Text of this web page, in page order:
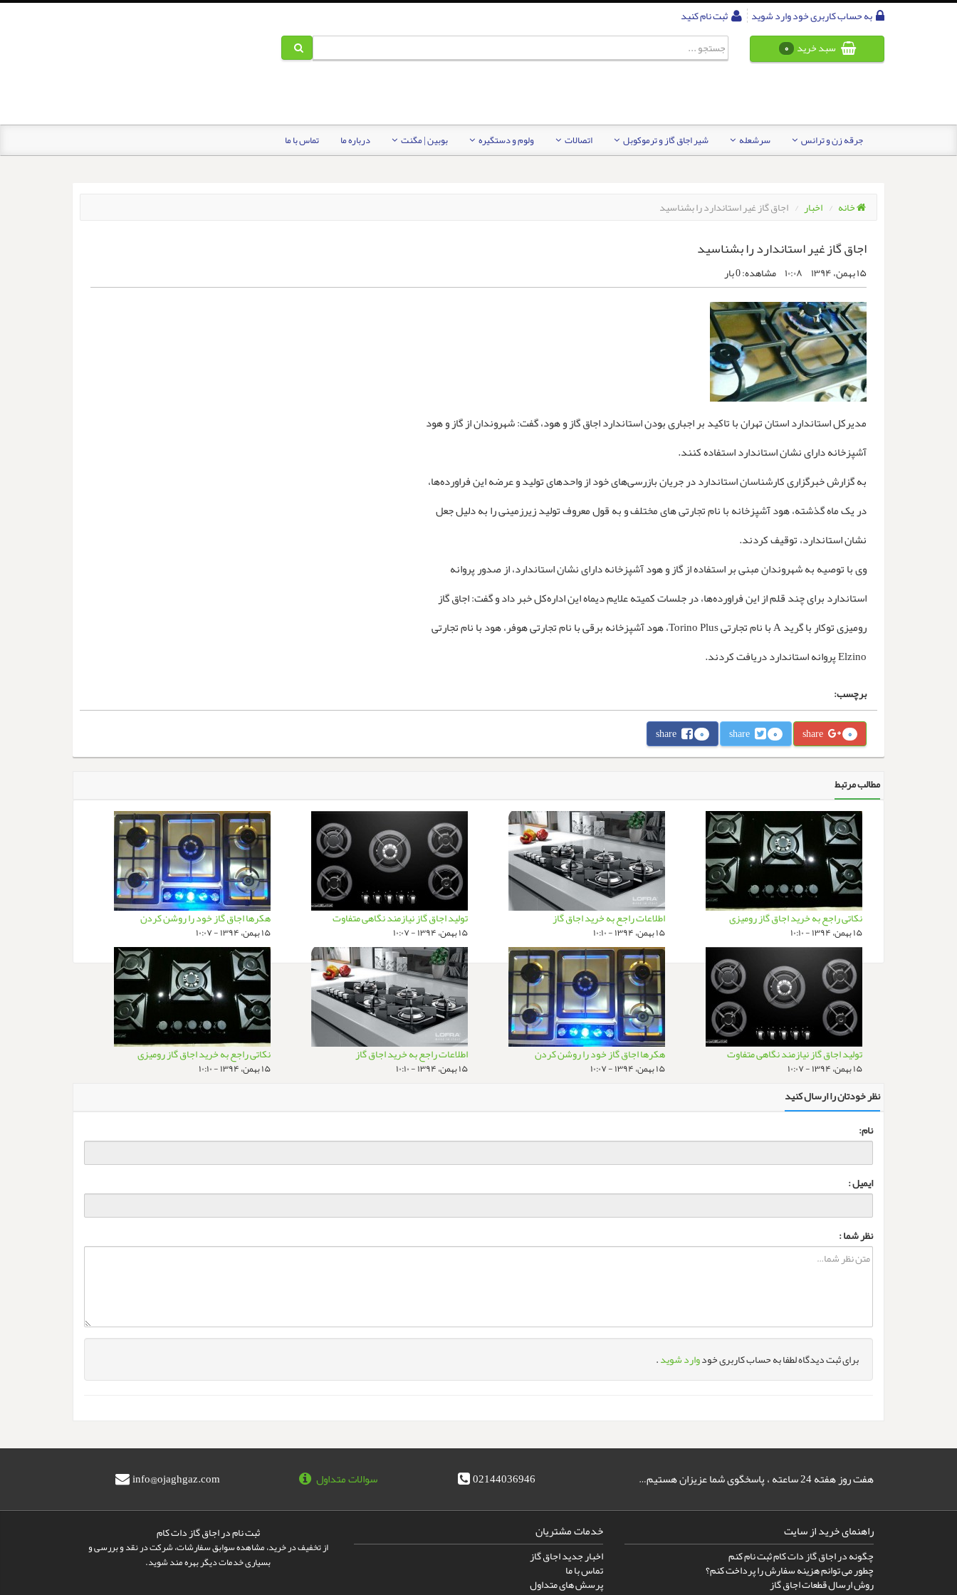
به حساب کاربری خود وارد شوید
ثبت نام کنید
سبد خرید
0
جرقه زن و ترانس سرشعله شیر اجاق گاز و ترموکوبل اتصالات ولوم و دستگیره بوبین | مگنت درباره ما تماس با ما
خانه اخبار اجاق گاز غیر استاندارد را بشناسید
اجاق گاز غیر استاندارد را بشناسید
۱۵ بهمن، ۱۳۹۴ ۱۰:۰۸ مشاهده:0بار
مدیرکل استاندارد استان تهران با تاکید بر اجباری بودن استاندارد اجاق گاز و هود، گفت: شهروندان از گاز و هود
آشپزخانه دارای نشان استاندارد استفاده کنند.
به گزارش خبرگزاری کارشناسان استاندارد در جریان بازرسی‌های خود از واحدهای تولید و عرضه این فراورده‌ها،
در یک ماه گذشته، هود آشپزخانه با نام تجارتی های مختلف و به قول معروف تولید زیرزمینی را به دلیل جعل
نشان استاندارد، توقیف کردند.
وی با توصیه به شهروندان مبنی بر استفاده از گاز و هود آشپزخانه دارای نشان استاندارد، از صدور پروانه
استاندارد برای چند قلم از این فراورده‌ها، در جلسات کمیته علایم دیماه این اداره‌کل خبر داد و گفت: اجاق گاز
رومیزی توکار با گرید A با نام تجارتی Torino Plus، هود آشپزخانه برقی با نام تجارتی هوفر، هود با نام تجارتی
Elzino پروانه استاندارد دریافت کردند.
برچسب:
0
0
0
مطالب مرتبط
نکاتی راجع به خرید اجاق گاز رومیزی
۱۵ بهمن، ۱۳۹۴ - ۱۰:۱۰
اطلاعات راجع به خرید اجاق گاز
۱۵ بهمن، ۱۳۹۴ - ۱۰:۱۰
تولید اجاق گاز نیازمند نگاهی متفاوت
۱۵ بهمن، ۱۳۹۴ - ۱۰:۰۷
هکرها اجاق گاز خود را روشن کردن
۱۵ بهمن، ۱۳۹۴ - ۱۰:۰۷
تولید اجاق گاز نیازمند نگاهی متفاوت
۱۵ بهمن، ۱۳۹۴ - ۱۰:۰۷
هکرها اجاق گاز خود را روشن کردن
۱۵ بهمن، ۱۳۹۴ - ۱۰:۰۷
اطلاعات راجع به خرید اجاق گاز
۱۵ بهمن، ۱۳۹۴ - ۱۰:۱۰
نکاتی راجع به خرید اجاق گاز رومیزی
۱۵ بهمن، ۱۳۹۴ - ۱۰:۱۰
نظر خودتان را ارسال کنید
نام:
ایمیل :
نظر شما :
برای ثبت دیدگاه لطفا به حساب کاربری خودوارد شوید.
هفت روز هفته 24 ساعته ، پاسخگوی شما عزیزان هستیم… 02144036946 سوالات متداول info@ojaghgaz.com
راهنمای خرید از سایت
چگونه در اجاق گاز دات کام ثبت نام کنم
چطور می توانم هزینه سفارش را پرداخت کنم؟
روش ارسال قطعات اجاق گاز
خدمات مشتریان
اخبار جدید اجاق گاز
تماس با ما
پرسش های متداول
ثبت نام در اجاق گاز دات کام
از تخفیف در خرید، مشاهده سوابق سفارشات، شرکت در نقد و بررسی و
بسیاری خدمات دیگر بهره مند شوید.